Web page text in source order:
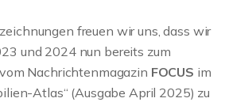
freuen wir uns, dass wir
und 2024 nun bereits zum
Nachrichtenmagazin FOCUS im
Atlas“ (Ausgabe April 2025) zu